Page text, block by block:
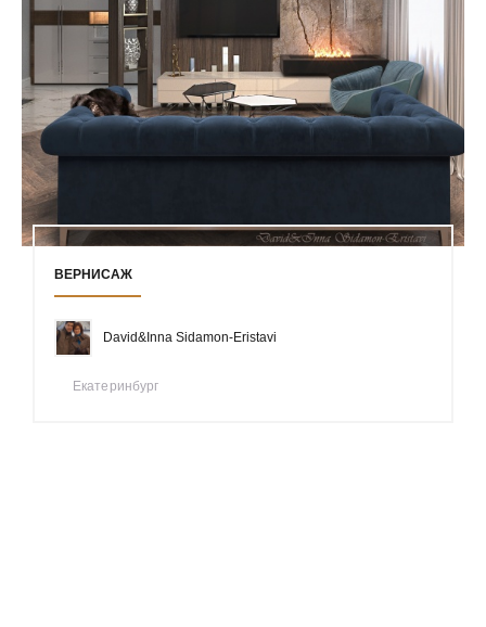
ВЕРНИСАЖ
David&Inna Sidamon-Eristavi
Екатеринбург